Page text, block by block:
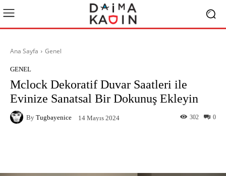
Ana Sayfa Genel
GENEL
Mclock Dekoratif Duvar Saatleri ile
Evinize Sanatsal Bir Dokunuş Ekleyin
By Tugbayenice 14 Mayıs 2024 0
302